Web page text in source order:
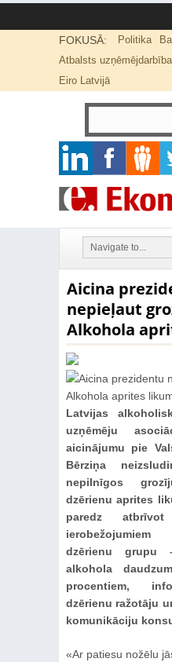
FOKUSĀ: Politika
Atbalsts
Eiro Latvijā
Aicina
nepieļaut
Alkohola
Latvijas
uzņēmēju
aicinājumu pie
Bērziņa
nepilnīgos
dzērienu aprites
paredz
dzērienu
alkohola
procentiem,
dzērienu ražotāju
komunikāciju
«Ar patiesu nožēlu